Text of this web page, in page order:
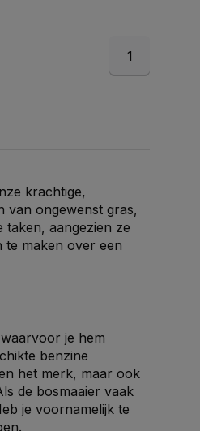
1
krachtige,
van ongewenst gras,
aangezien ze
te maken over een
je hem
benzine
het merk, maar ook
de bosmaaier vaak
je voornamelijk te